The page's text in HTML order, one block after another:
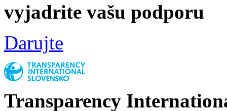
vyjadrite vašu podporu
Darujte
Transparency